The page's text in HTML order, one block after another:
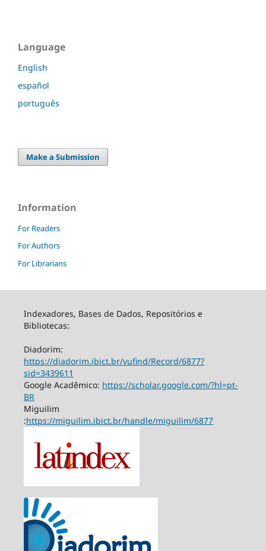
Language
English
español
português
Make a Submission
Information
For Readers
For Authors
For Librarians
Indexadores, Bases de Dados, Repositórios e
Bibliotecas:
Diadorim:
https://diadorim.ibict.br/vufind/Record/6877?
sid=3439611
Google Acadêmico: https://scholar.google.com/?hl=pt-
BR
Miguilim
:https://miguilim.ibict.br/handle/miguilim/6877